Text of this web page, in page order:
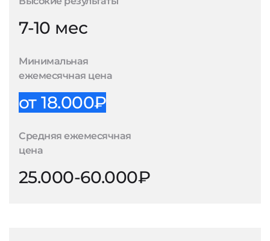
7-10 мес
Минимальная
ежемесячная цена
от 18.000₽
Средняя ежемесячная
цена
25.000-60.000₽